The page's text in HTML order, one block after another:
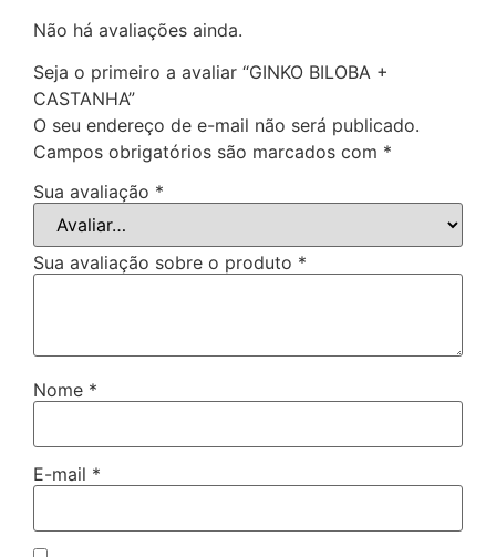
Não há avaliações ainda.
Seja o primeiro a avaliar “GINKO BILOBA +
CASTANHA”
O seu endereço de e-mail não será publicado.
Campos obrigatórios são marcados com *
Sua avaliação *
Sua avaliação sobre o produto *
Nome *
E-mail *